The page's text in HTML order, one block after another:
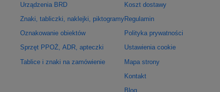
Urządzenia BRD
Znaki, tabliczki, naklejki, piktogramy
Oznakowanie obiektów
Sprzęt PPOŻ, ADR, apteczki
Tablice i znaki na zamówienie
Koszt dostawy
Regulamin
Polityka prywatności
Ustawienia cookie
Mapa strony
Kontakt
Blog